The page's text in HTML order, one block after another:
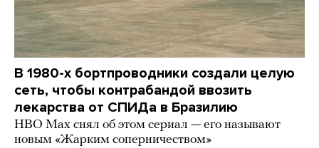
В 1980-х бортпроводники создали целую
сеть, чтобы контрабандой ввозить
лекарства от СПИДа в Бразилию
HBO Max снял об этом сериал — его называют
новым «Жарким соперничеством»